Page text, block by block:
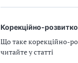
Корекційно-
Що таке корекційно-
читайте у статті